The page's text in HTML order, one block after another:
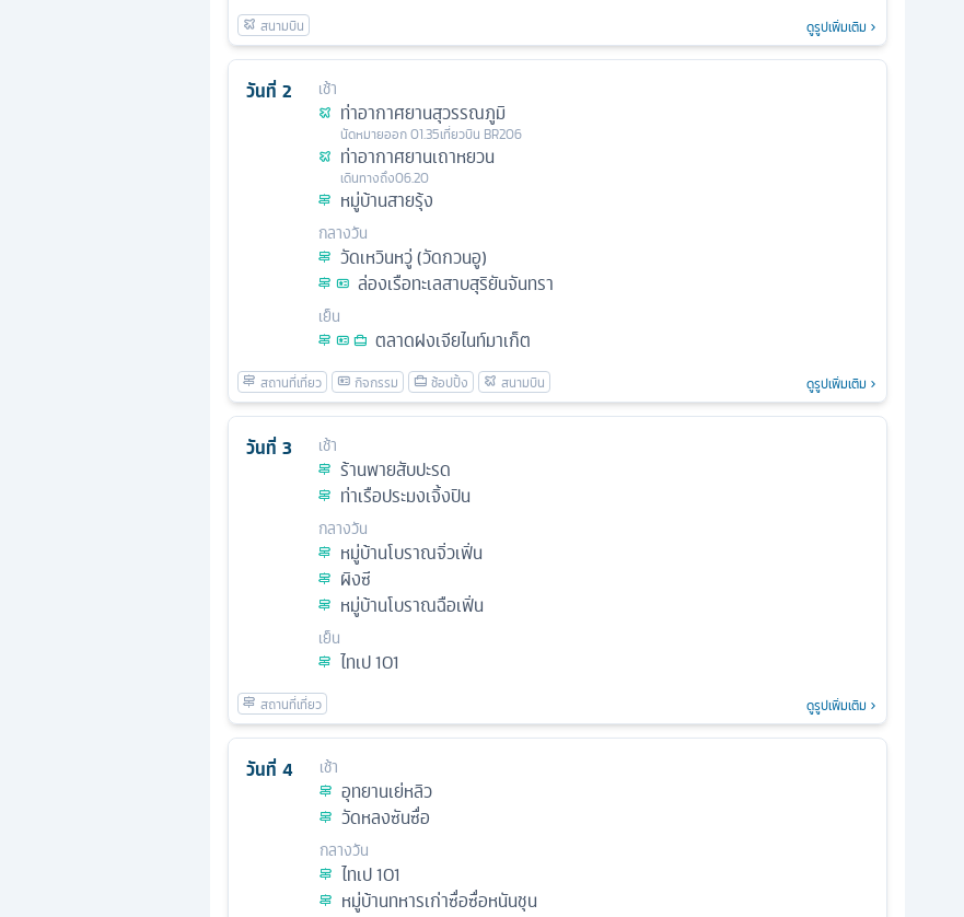
ดูรูปเพิ่มเติม
วันที่ 2 เช้า
ท่าอากาศยานสุวรรณภูมิ
นัดหมายออก01.35เที่ยวบิน BR206
ท่าอากาศยานเถาหยวน
เดินทางถึง06.20
หมู่บ้านสายรุ้ง
กลางวัน
วัดเหวินหวู่ (วัดกวนอู)
ล่องเรือทะเลสาบสุริยันจันทรา
เย็น
ตลาดฝงเจียไนท์มาเก็ต
ดูรูปเพิ่มเติม
วันที่ 3 เช้า
ร้านพายสับปะรด
ท่าเรือประมงเจิ้งปิน
กลางวัน
หมู่บ้านโบราณจิ่วเฟิ่น
ผิงซี
หมู่บ้านโบราณฉือเฟิ่น
เย็น
ไทเป 101
ดูรูปเพิ่มเติม
วันที่ 4 เช้า
อุทยานเย่หลิว
วัดหลงซันซื่อ
กลางวัน
ไทเป 101
หมู่บ้านทหารเก่าซื่อซื่อหนันชุน